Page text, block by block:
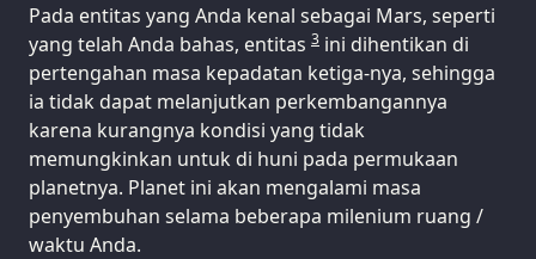
Pada entitas yang Anda kenal sebagai Mars, seperti
yang telah Anda bahas, entitas 3 ini dihentikan di
pertengahan masa kepadatan ketiga-nya, sehingga
ia tidak dapat melanjutkan perkembangannya
karena kurangnya kondisi yang tidak
memungkinkan untuk di huni pada permukaan
planetnya. Planet ini akan mengalami masa
penyembuhan selama beberapa milenium ruang /
waktu Anda.